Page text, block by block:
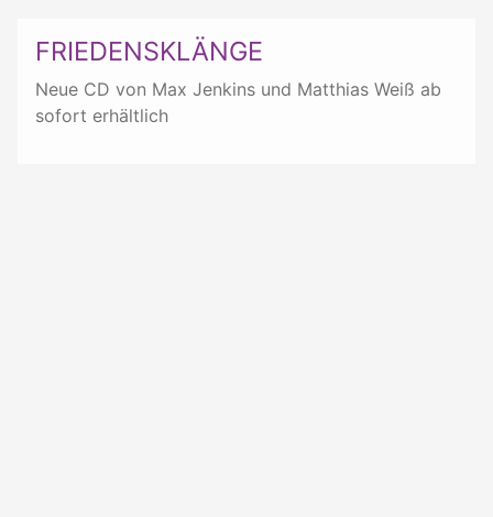
FRIEDENSKLÄNGE
Neue CD von Max Jenkins und Matthias Weiß ab
sofort erhältlich